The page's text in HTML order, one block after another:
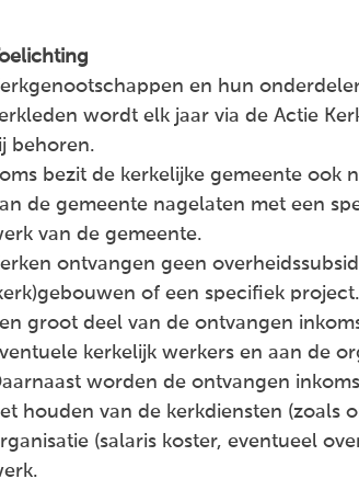
en hun
wordt elk jaar via de Actie
behoren.
bezit de kerkelijke gemeente
de gemeente nagelaten met een
van de gemeente.
ontvangen geen
of een specifiek project.
groot deel van de ontvangen
kerkelijk werkers en aan de
worden de ontvangen
houden van de kerkdiensten (zoals
(salaris koster, eventueel